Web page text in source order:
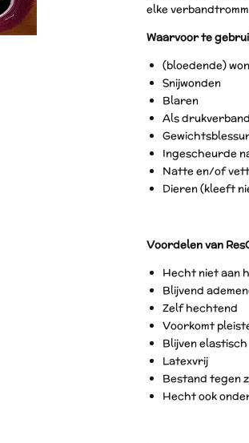
elke
Waarvoor te
(bloedende)
Snijwonden
Blaren
Als drukverband
Ingescheurde
Natte en/of
Dieren (kleeft
Voordelen van
Hecht niet aan
Blijvend
Zelf hechtend
Voorkomt
Blijven elastisch
Latexvrij
Bestand tegen
Hecht ook